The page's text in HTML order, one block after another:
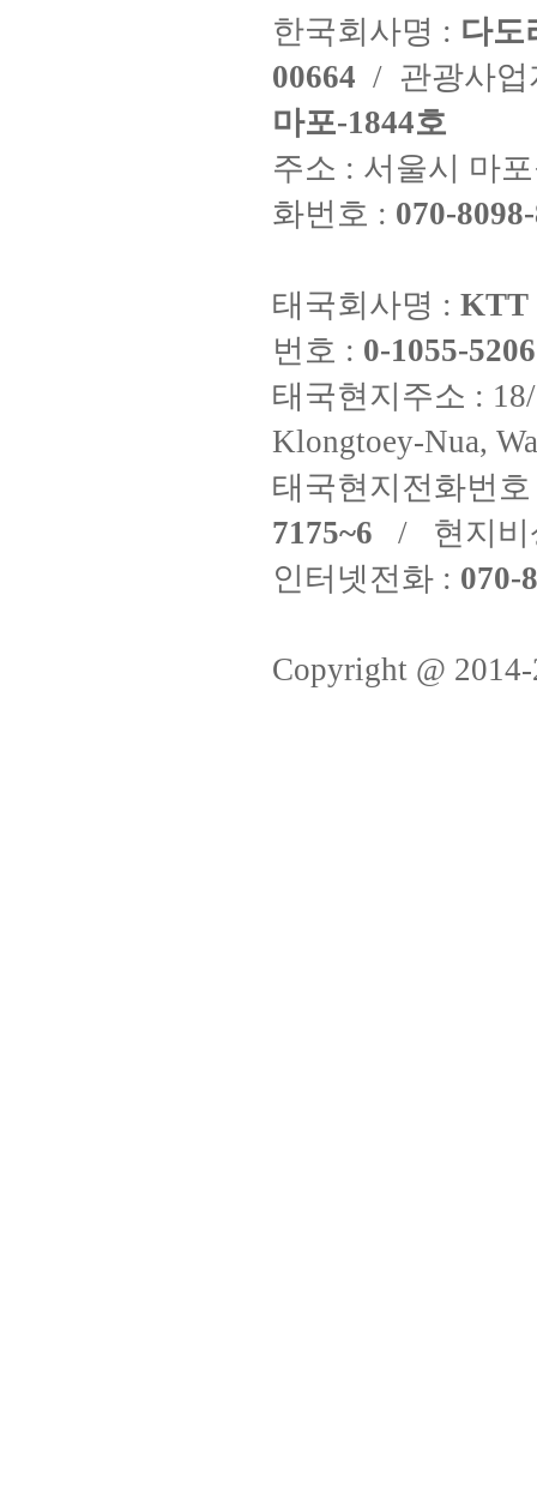
한국회사명 : 다도
00664 / 관광사
마포-1844호
주소 : 서울시 마
화번호 : 070-
태국회사명 : KTT
번호 : 0-1055-
태국현지주소 :
Klongtoey-Nua,
태국현지전화번
7175~6 / 현지비
인터넷전화 : 070-
Copyright @